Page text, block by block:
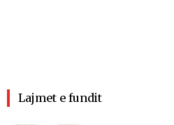
Lajmet e fundit